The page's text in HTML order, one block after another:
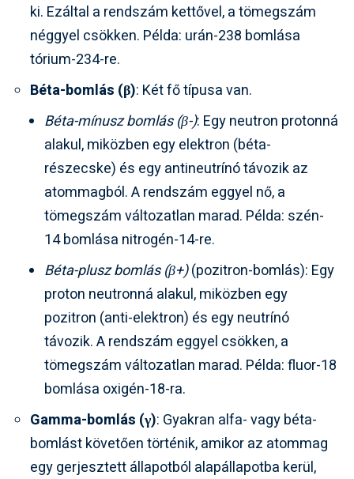
ki. Ezáltal a rendszám kettővel, a tömegszám
néggyel csökken. Példa: urán-238 bomlása
tórium-234-re.
Béta-bomlás (β): Két fő típusa van.
Béta-mínusz bomlás (β-): Egy neutron protonná
alakul, miközben egy elektron (béta-
részecske) és egy antineutrínó távozik az
atommagból. A rendszám eggyel nő, a
tömegszám változatlan marad. Példa: szén-
14 bomlása nitrogén-14-re.
Béta-plusz bomlás (β+)(pozitron-bomlás): Egy
proton neutronná alakul, miközben egy
pozitron (anti-elektron) és egy neutrínó
távozik. A rendszám eggyel csökken, a
tömegszám változatlan marad. Példa: fluor-18
bomlása oxigén-18-ra.
Gamma-bomlás (γ): Gyakran alfa- vagy béta-
bomlást követően történik, amikor az atommag
egy gerjesztett állapotból alapállapotba kerül,